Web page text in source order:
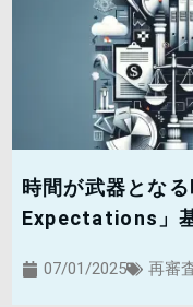
時間が武器とな
Expectations」
07/01/2025 再審